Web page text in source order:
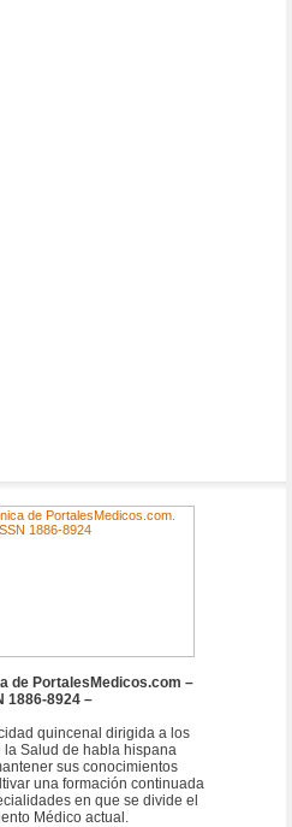
de PortalesMedicos.com –
1886-8924 –
quincenal dirigida a los
la Salud de habla hispana
sus conocimientos
una formación continuada
en que se divide el
Médico actual.